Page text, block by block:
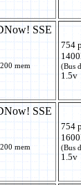
SSE
mem
754
(Bus
1.5v
SSE
mem
754
(Bus
1.5v